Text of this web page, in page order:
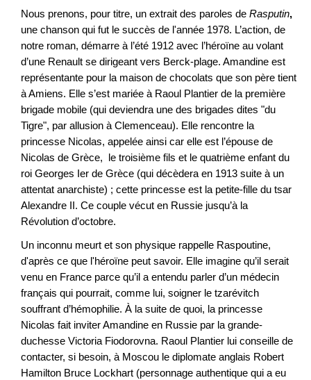
Nous prenons, pour titre, un extrait des paroles de Rasputin,
une chanson qui fut le succès de l'année 1978. L’action, de
notre roman, démarre à l’été 1912 avec l’héroïne au volant
d’une Renault se dirigeant vers Berck-plage. Amandine est
représentante pour la maison de chocolats que son père tient
à Amiens. Elle s’est mariée à Raoul Plantier de la première
brigade mobile (qui deviendra une des brigades dites "du
Tigre", par allusion à Clemenceau). Elle rencontre la
princesse Nicolas, appelée ainsi car elle est l’épouse de
Nicolas de Grèce, le troisième fils et le quatrième enfant du
roi Georges Ier de Grèce (qui décèdera en 1913 suite à un
attentat anarchiste) ; cette princesse est la petite-fille du tsar
Alexandre II. Ce couple vécut en Russie jusqu’à la
Révolution d’octobre.
Un inconnu meurt et son physique rappelle Raspoutine,
d'après ce que l'héroïne peut savoir. Elle imagine qu’il serait
venu en France parce qu’il a entendu parler d’un médecin
français qui pourrait, comme lui, soigner le tzarévitch
souffrant d’hémophilie. À la suite de quoi, la princesse
Nicolas fait inviter Amandine en Russie par la grande-
duchesse Victoria Fiodorovna. Raoul Plantier lui conseille de
contacter, si besoin, à Moscou le diplomate anglais Robert
Hamilton Bruce Lockhart (personnage authentique qui a eu